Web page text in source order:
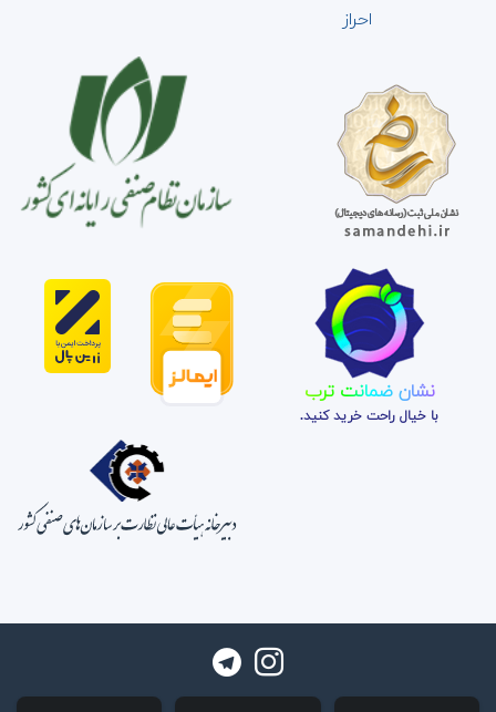
احراز
نشان ضمانت ترب
با خیال راحت خرید کنید.